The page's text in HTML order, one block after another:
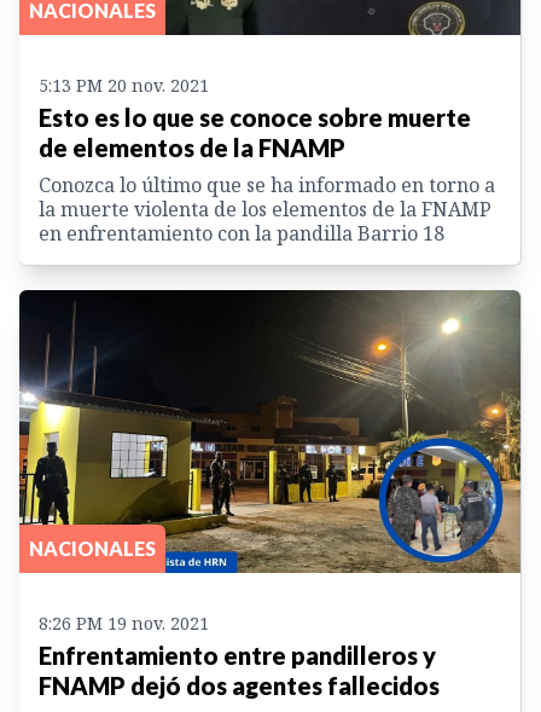
NACIONALES
5:13 PM 20 nov. 2021
Esto es lo que se conoce sobre muerte
de elementos de la FNAMP
Conozca lo último que se ha informado en torno a
la muerte violenta de los elementos de la FNAMP
en enfrentamiento con la pandilla Barrio 18
NACIONALES
8:26 PM 19 nov. 2021
Enfrentamiento entre pandilleros y
FNAMP dejó dos agentes fallecidos